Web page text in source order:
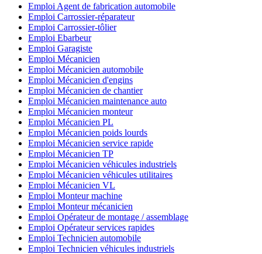
Emploi Agent de fabrication automobile
Emploi Carrossier-réparateur
Emploi Carrossier-tôlier
Emploi Ebarbeur
Emploi Garagiste
Emploi Mécanicien
Emploi Mécanicien automobile
Emploi Mécanicien d'engins
Emploi Mécanicien de chantier
Emploi Mécanicien maintenance auto
Emploi Mécanicien monteur
Emploi Mécanicien PL
Emploi Mécanicien poids lourds
Emploi Mécanicien service rapide
Emploi Mécanicien TP
Emploi Mécanicien véhicules industriels
Emploi Mécanicien véhicules utilitaires
Emploi Mécanicien VL
Emploi Monteur machine
Emploi Monteur mécanicien
Emploi Opérateur de montage / assemblage
Emploi Opérateur services rapides
Emploi Technicien automobile
Emploi Technicien véhicules industriels